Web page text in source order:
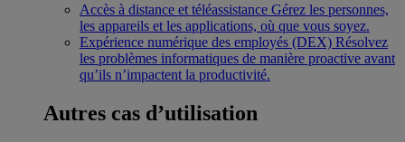
Accès à distance et téléassistance Gérez les personnes,
les appareils et les applications, où que vous soyez.
Expérience numérique des employés (DEX) Résolvez
les problèmes informatiques de manière proactive avant
qu’ils n’impactent la productivité.
Autres cas d’utilisation